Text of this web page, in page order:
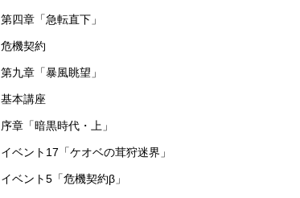
第四章「急転直下」
危機契約
第九章「暴風眺望」
基本講座
序章「暗黒時代・上」
イベント17「ケオベの茸狩迷界」
イベント5「危機契約β」